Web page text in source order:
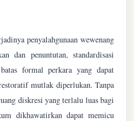
penyalahgunaan wewenang
dan penuntutan, standardisasi
formal perkara yang dapat
mutlak diperlukan. Tanpa
diskresi yang terlalu luas bagi
dikhawatirkan dapat memicu